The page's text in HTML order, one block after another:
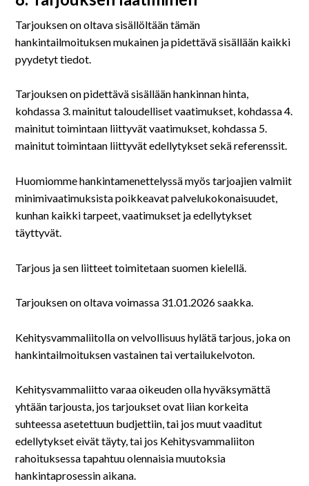
Tarjouksen on oltava sisällöltään tämän
hankintailmoituksen mukainen ja pidettävä sisällään kaikki
pyydetyt tiedot.
Tarjouksen on pidettävä sisällään hankinnan hinta,
kohdassa 3. mainitut taloudelliset vaatimukset, kohdassa 4.
mainitut toimintaan liittyvät vaatimukset, kohdassa 5.
mainitut toimintaan liittyvät edellytykset sekä referenssit.
Huomiomme hankintamenettelyssä myös tarjoajien valmiit
minimivaatimuksista poikkeavat palvelukokonaisuudet,
kunhan kaikki tarpeet, vaatimukset ja edellytykset
täyttyvät.
Tarjous ja sen liitteet toimitetaan suomen kielellä.
Tarjouksen on oltava voimassa 31.01.2026 saakka.
Kehitysvammaliitolla on velvollisuus hylätä tarjous, joka on
hankintailmoituksen vastainen tai vertailukelvoton.
Kehitysvammaliitto varaa oikeuden olla hyväksymättä
yhtään tarjousta, jos tarjoukset ovat liian korkeita
suhteessa asetettuun budjettiin, tai jos muut vaaditut
edellytykset eivät täyty, tai jos Kehitysvammaliiton
rahoituksessa tapahtuu olennaisia muutoksia
hankintaprosessin aikana.